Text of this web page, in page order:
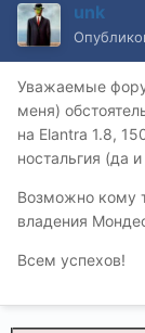
unk
Уважаемые
меня)
на Elantra 1.8,
ностальгия (да
Возможно кому
владения
Всем успехов!